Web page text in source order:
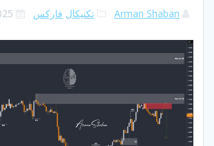
Arman Shaban تکنیکال فارکس 07